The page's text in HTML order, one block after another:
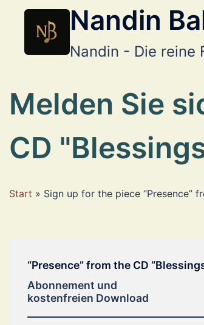
springen
Nandin
Nandin - Die reine
Melden Sie
CD
Start » Sign up for the piece “Presence”
“Presence” from the CD
Abonnement und
kostenfreien Download